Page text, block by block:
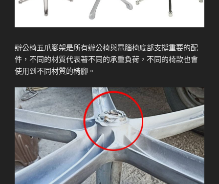
辦公椅五爪腳架是所有辦公椅與電腦椅底部支撐重要的配
件，不同的材質代表著不同的承重負荷，不同的椅款也會
使用到不同材質的椅腳。